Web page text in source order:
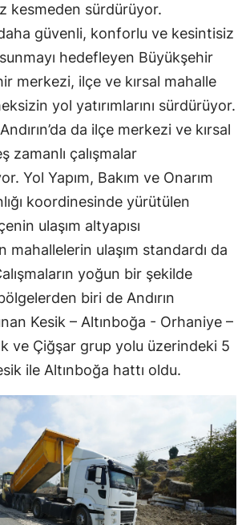
kesmeden sürdürüyor.
güvenli, konforlu ve kesintisiz
sunmayı hedefleyen Büyükşehir
merkezi, ilçe ve kırsal mahalle
yol yatırımlarını sürdürüyor.
da ilçe merkezi ve kırsal
zamanlı çalışmalar
Yol Yapım, Bakım ve Onarım
koordinesinde yürütülen
ulaşım altyapısı
mahallelerin ulaşım standardı da
yoğun bir şekilde
biri de Andırın
Kesik – Altınboğa - Orhaniye –
ve Çiğşar grup yolu üzerindeki 5
ile Altınboğa hattı oldu.